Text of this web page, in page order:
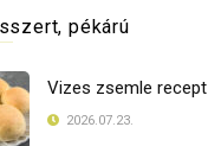
pékárú
Vizes zsemle recept
2026.07.23.